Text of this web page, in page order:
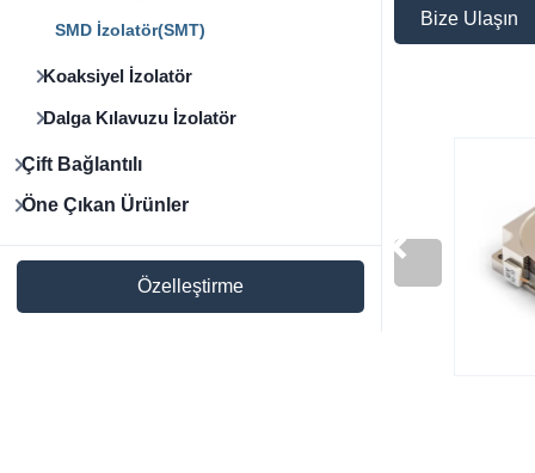
SMD İzolatör(SMT)
Koaksiyel İzolatör
Dalga Kılavuzu İzolatör
Çift Bağlantılı
Öne Çıkan Ürünler
Özelleştirme
Bize Ulaşın